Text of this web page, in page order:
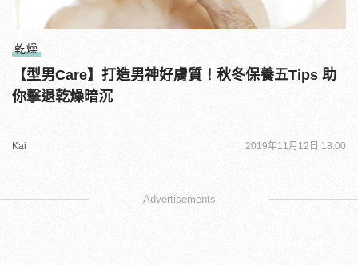
乾燥
【型男Care】打造男神好膚質！秋冬保養五Tips 助
你擊退乾燥暗沉
Kai 2019年11月12日 18:00
Advertisements